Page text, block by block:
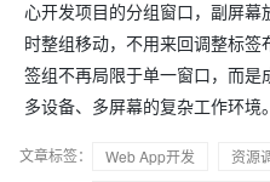
心开发项目的分组窗口，副屏
时整组移动，不用来回调整标
签组不再局限于单一窗口，而是
多设备、多屏幕的复杂工作环境。
文章标签： Web App开发 资源